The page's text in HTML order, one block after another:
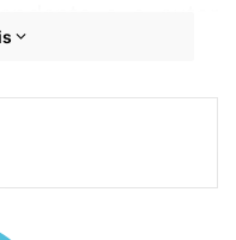
investigação,
da vítima vinha
para a ex-
a administração